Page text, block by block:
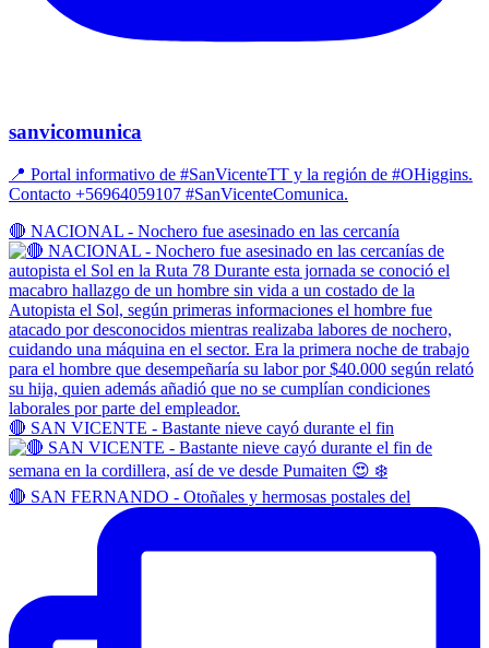
sanvicomunica
📍 Portal informativo de #SanVicenteTT y la región de #OHiggins.
Contacto +56964059107 #SanVicenteComunica.
🔴 NACIONAL - Nochero fue asesinado en las cercanía
🔴 SAN VICENTE - Bastante nieve cayó durante el fin
🔴 SAN FERNANDO - Otoñales y hermosas postales del